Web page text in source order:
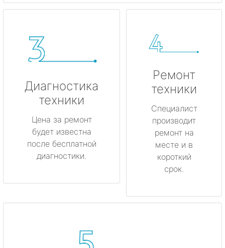
Диагностика
техники
Цена за ремонт
будет известна
после бесплатной
диагностики.
Ремонт
техники
Специалист
производит
ремонт на
месте и в
короткий
срок.